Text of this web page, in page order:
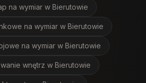
na wymiar w Bierutowie
na wymiar w Bierutowie
na wymiar w Bierutowie
wnętrz w Bierutowie